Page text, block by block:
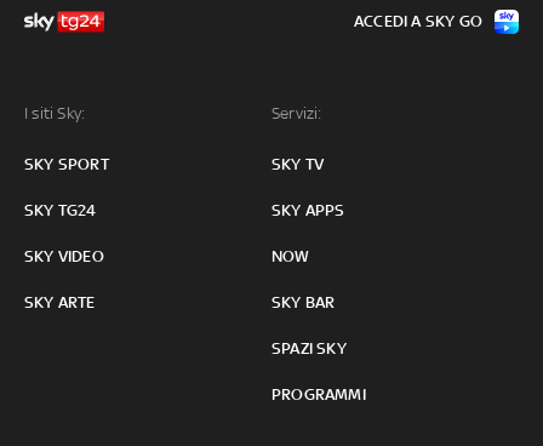
I siti Sky:
SKY SPORT
SKY TG24
SKY VIDEO
SKY ARTE
Servizi:
SKY TV
SKY APPS
NOW
SKY BAR
SPAZI SKY
PROGRAMMI
ACCEDI A SKY GO